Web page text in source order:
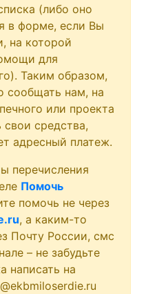
(либо оно
в форме, если Вы
на которой
для
Таким образом,
сообщать нам, на
или проекта
средства,
адресный платеж.
перечисления
Помочь
помочь не через
, а каким-то
Почту России, смс
– не забудьте
написать на